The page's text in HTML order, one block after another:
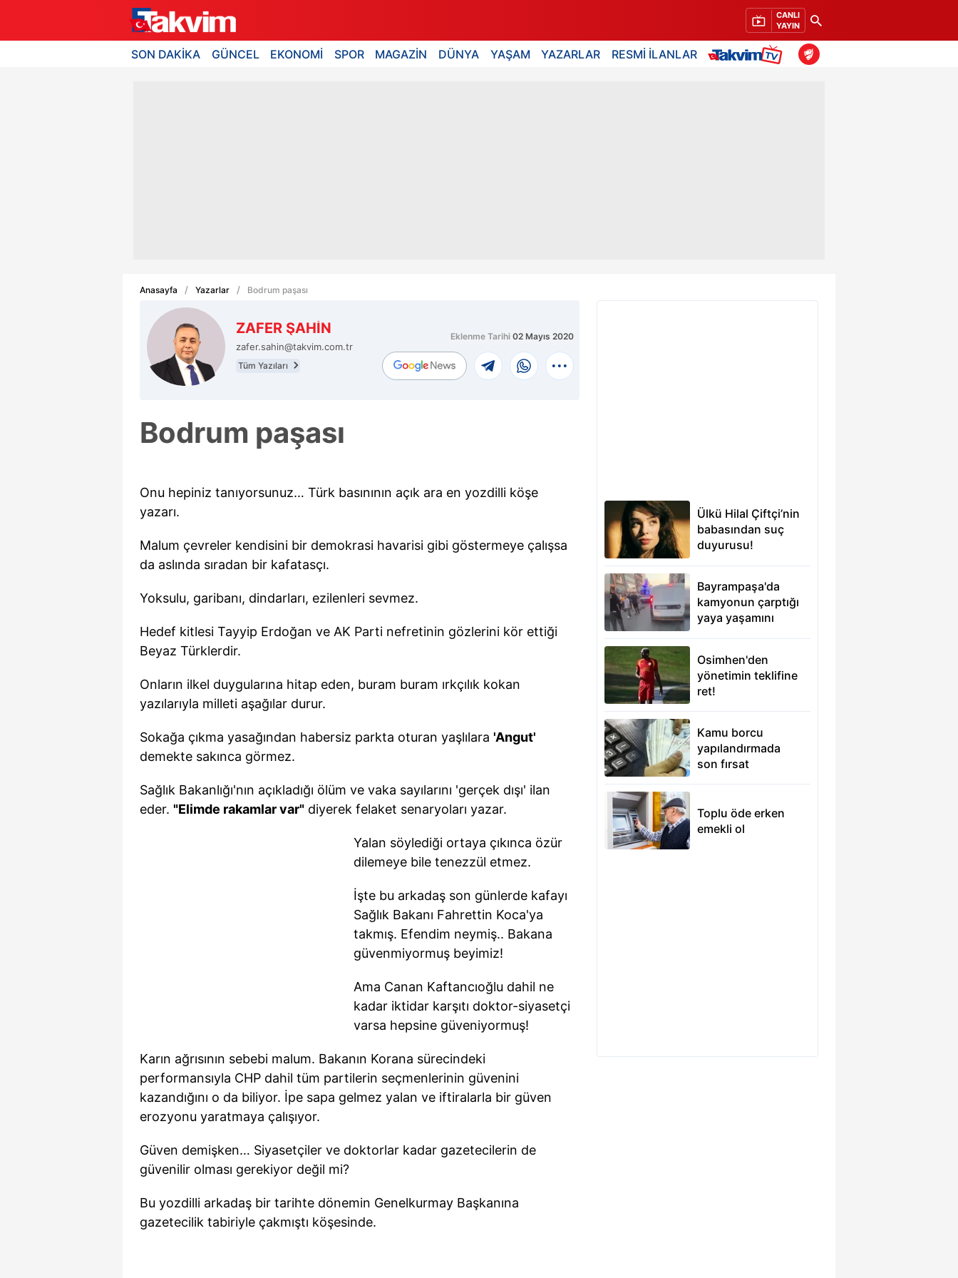
CANLI
YAYIN
SON DAKİKA GÜNCEL EKONOMİ SPOR MAGAZİN DÜNYA YAŞAM YAZARLAR RESMİ İLANLAR
Anasayfa Yazarlar Bodrum paşası
ZAFER ŞAHİN
Tüm Yazıları
zafer.sahin@takvim.com.tr
Bodrum paşası
Eklenme Tarihi 02 Mayıs 2020
Onu hepiniz tanıyorsunuz… Türk basınının açık ara en yozdilli köşe
yazarı.
Malum çevreler kendisini bir demokrasi havarisi gibi göstermeye çalışsa
da aslında sıradan bir kafatasçı.
Yoksulu, garibanı, dindarları, ezilenleri sevmez.
Hedef kitlesi Tayyip Erdoğan ve AK Parti nefretinin gözlerini kör ettiği
Beyaz Türklerdir.
Onların ilkel duygularına hitap eden, buram buram ırkçılık kokan
yazılarıyla milleti aşağılar durur.
Sokağa çıkma yasağından habersiz parkta oturan yaşlılara 'Angut'
demekte sakınca görmez.
Sağlık Bakanlığı'nın açıkladığı ölüm ve vaka sayılarını 'gerçek dışı' ilan
eder. "Elimde rakamlar var" diyerek felaket senaryoları yazar.
Yalan söylediği ortaya çıkınca özür
dilemeye bile tenezzül etmez.
İşte bu arkadaş son günlerde kafayı
Sağlık Bakanı Fahrettin Koca'ya
takmış. Efendim neymiş.. Bakana
güvenmiyormuş beyimiz!
Ama Canan Kaftancıoğlu dahil ne
kadar iktidar karşıtı doktor-siyasetçi
varsa hepsine güveniyormuş!
Karın ağrısının sebebi malum. Bakanın Korana sürecindeki
performansıyla CHP dahil tüm partilerin seçmenlerinin güvenini
kazandığını o da biliyor. İpe sapa gelmez yalan ve iftiralarla bir güven
erozyonu yaratmaya çalışıyor.
Güven demişken… Siyasetçiler ve doktorlar kadar gazetecilerin de
güvenilir olması gerekiyor değil mi?
Bu yozdilli arkadaş bir tarihte dönemin Genelkurmay Başkanına
gazetecilik tabiriyle çakmıştı köşesinde.
Ülkü Hilal Çiftçi’nin
babasından suç
duyurusu!
açıklama geldi:
Hakan Çelebi’nin
paylaşımı dikkat
çekti
Bayrampaşa'da
kamyonun çarptığı
yaya yaşamını
Osimhen'den
yönetimin teklifine
ret!
Kamu borcu
yapılandırmada
son fırsat
Toplu öde erken
emekli ol